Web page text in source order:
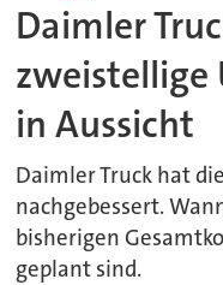
Daimler
zweistellige
in Aussicht
Daimler Truck hat
nachgebessert.
bisherigen
geplant sind.